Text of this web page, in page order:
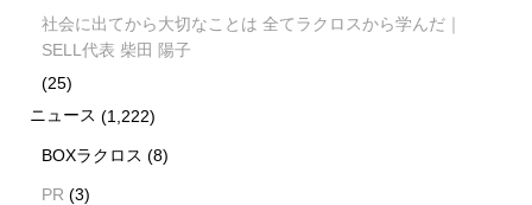
社会に出てから大切なことは 全てラクロスから学んだ｜
SELL代表 柴田 陽子
(25)
ニュース (1,222)
BOXラクロス (8)
PR (3)